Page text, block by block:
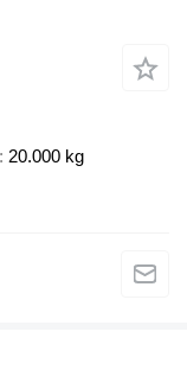
20.000 kg